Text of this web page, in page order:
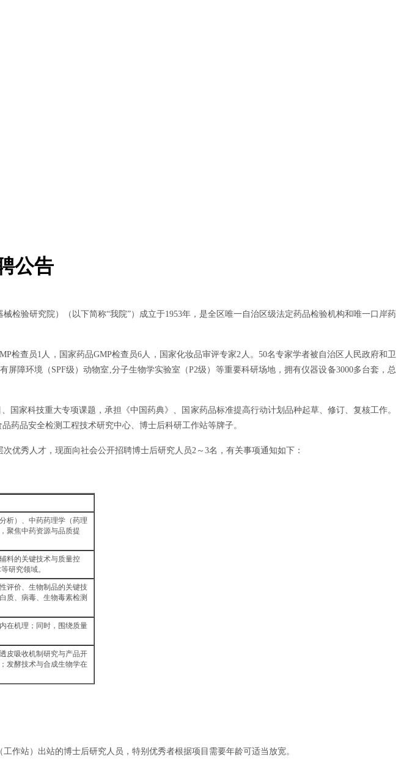
公告
验研究院）（以下简称“我院”）成立于1953年，是全区唯一自治区级法定药品检验机构和唯一口岸药
检查员1人，国家药品GMP检查员6人，国家化妆品审评专家2人。50名专家学者被自治区人民政府和卫
障环境（SPF级）动物室,分子生物学实验室（P2级）等重要科研场地，拥有仪器设备3000多台套，总
家科技重大专项课题，承担《中国药典》、国家药品标准提高行动计划品种起草、修订、复核工作。
药品安全检测工程技术研究中心、博士后科研工作站等牌子。
优秀人才，现面向社会公开招聘博士后研究人员2～3名，有关事项通知如下：
析）、中药药理学（药理
聚焦中药资源与品质提
料的关键技术与质量控
研究领域。
评价、生物制品的关键技
质、病毒、生物毒素检测
在机理；同时，围绕质量
皮吸收机制研究与产品开
发酵技术与合成生物学在
作站）出站的博士后研究人员，特别优秀者根据项目需要年龄可适当放宽。